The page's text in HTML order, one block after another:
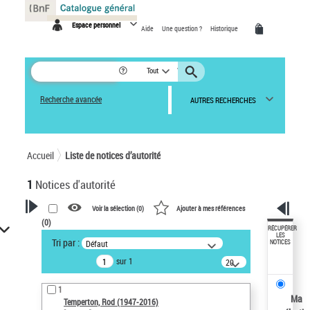
Espace personnel Aide Une question ? Historique
Tout
Recherche avancée AUTRES RECHERCHES
Accueil Liste de notices d’autorité
1 Notices d'autorité
VOTRE RECHERCHE
Recherche avancée dans les
notices d’autorité
Œuvres liées à l'auteur :
Temperton, Rod (1947-2016)
Voir la sélection (0) Ajouter à mes références
(0)
Tri par : Défaut
sur 1
20
résultats/page
1
Temperton, Rod (1947-2016)
RÉCUPÉRER
LES
NOTICES
Ma
Panneau de gestion des cookies